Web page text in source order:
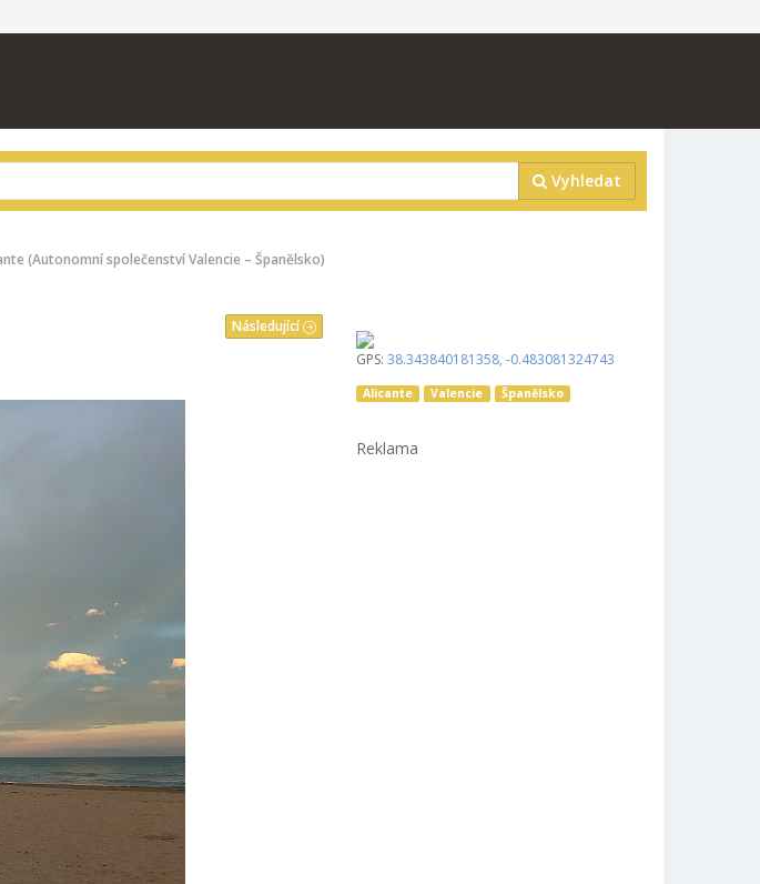
Vyhledat
(Autonomní společenství Valencie – Španělsko)
Následující
GPS: 38.343840181358, -0.483081324743
Alicante Valencie Španělsko
Reklama